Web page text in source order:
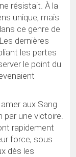
résistait. À la
unique, mais
ce genre de
dernières
les pertes
le point du
aux Sang
par une victoire.
rapidement
force, sous
dès les